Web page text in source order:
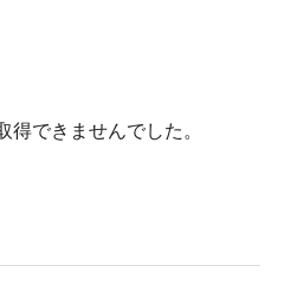
できませんでした。